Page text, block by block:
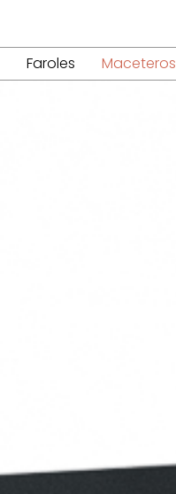
Faroles Maceteros